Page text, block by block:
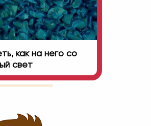
как на него со
свет